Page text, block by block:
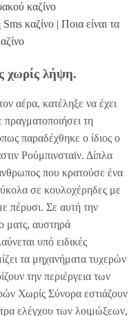
καζίνο
καζίνο | Ποια είναι τα
χωρίς λήψη.
αέρα, κατέληξε να έχει
πραγματοποιήσει τη
παραδέχθηκε ο ίδιος ο
Ρούμπινσταϊν. Δίπλα
που κρατούσε ένα
σε κουλοχέρηδες με
πέρυσι. Σε αυτή την
ματς, αυστηρά
υπό ειδικές
τα μηχανήματα τυχερών
την περιέργεια των
Χωρίς Σύνορα εστιάζουν
ελέγχου των λοιμώξεων,